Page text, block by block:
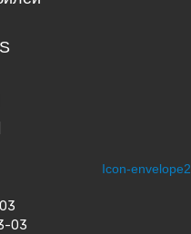
Icon-envelope2
03